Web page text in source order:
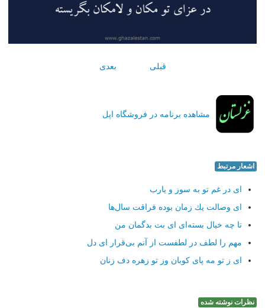
قبلی بعدی
مشاهده برنامه در فروشگاه اپل
اشعار مرتبط
ای در غم تو به سوز و یارب
ای وصالت یك زمان بوده فراقت سال‌ها
تا چه خیال بسته‌ای ای بت بدگمان من
مهم را لطف در لطفست از آنم بی‌قرار ای دل
ای ز تو مه پای كوبان وز تو زهره دف زنان
نظرات نوشته شده